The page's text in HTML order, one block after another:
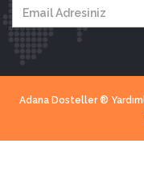
Adana Dosteller ®